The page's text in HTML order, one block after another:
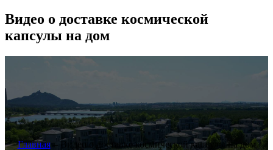
Видео о доставке космической
капсулы на дом
Главная– Видео о доставке космической капсулы на дом